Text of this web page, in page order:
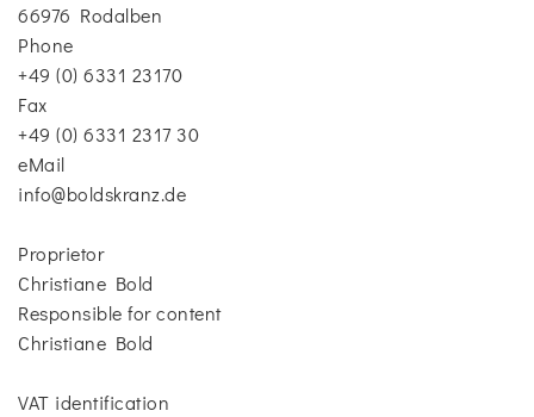
66976 Rodalben
Phone
+49 (0) 6331 23170
Fax
+49 (0) 6331 2317 30
eMail
info@boldskranz.de
Proprietor
Christiane Bold
Responsible for content
Christiane Bold
VAT identification